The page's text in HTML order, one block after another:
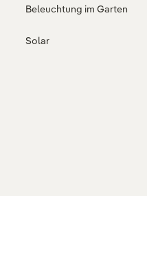
Beleuchtung im Garten
Solar